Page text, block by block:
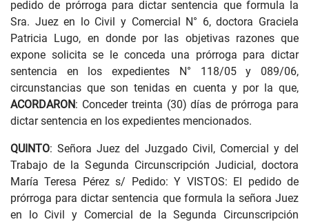
pedido de prórroga para dictar sentencia que formula la
Sra. Juez en lo Civil y Comercial N° 6, doctora Graciela
Patricia Lugo, en donde por las objetivas razones que
expone solicita se le conceda una prórroga para dictar
sentencia en los expedientes N° 118/05 y 089/06,
circunstancias que son tenidas en cuenta y por la que,
ACORDARON: Conceder treinta (30) días de prórroga para
dictar sentencia en los expedientes mencionados.
QUINTO: Señora Juez del Juzgado Civil, Comercial y del
Trabajo de la Segunda Circunscripción Judicial, doctora
María Teresa Pérez s/ Pedido: Y VISTOS: El pedido de
prórroga para dictar sentencia que formula la señora Juez
en lo Civil y Comercial de la Segunda Circunscripción